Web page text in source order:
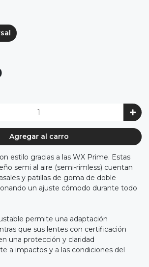
Agregar al carro
estilo gracias a las WX Prime. Estas
semi al aire (semi-rimless) cuentan
y patillas de goma de doble
un ajuste cómodo durante todo
permite una adaptación
que sus lentes con certificación
una protección y claridad
a impactos y a las condiciones del